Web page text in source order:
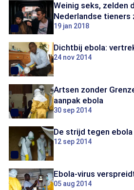
Weinig seks, zelden
Nederlandse tieners
19 jan 2018
Dichtbij ebola:
24 nov 2014
Artsen zonder
aanpak ebola
30 sep 2014
De strijd tegen ebola
12 sep 2014
Ebola-virus
05 aug 2014